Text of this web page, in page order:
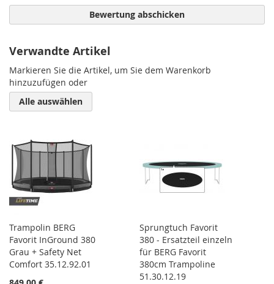
Bewertung abschicken
Verwandte Artikel
Markieren Sie die Artikel, um Sie dem Warenkorb
hinzuzufügen oder
Alle auswählen
Trampolin BERG
Favorit InGround 380
Grau + Safety Net
Comfort 35.12.92.01
Sprungtuch Favorit
380 - Ersatzteil einzeln
für BERG Favorit
380cm Trampoline
51.30.12.19